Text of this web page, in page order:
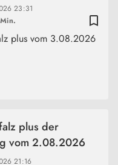
bookmark_border
23:31
plus vom 3.08.2026
21:16
plus der
vom 2.08.2026